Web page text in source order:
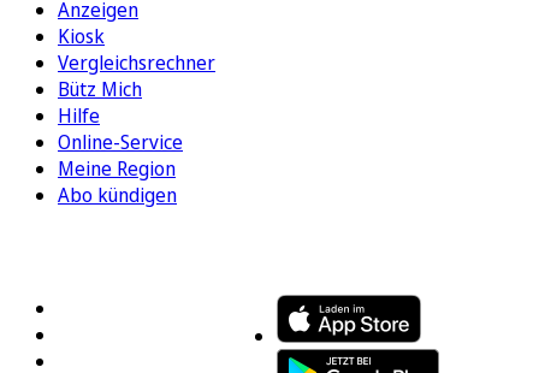
Anzeigen
Kiosk
Vergleichsrechner
Bütz Mich
Hilfe
Online-Service
Meine Region
Abo kündigen